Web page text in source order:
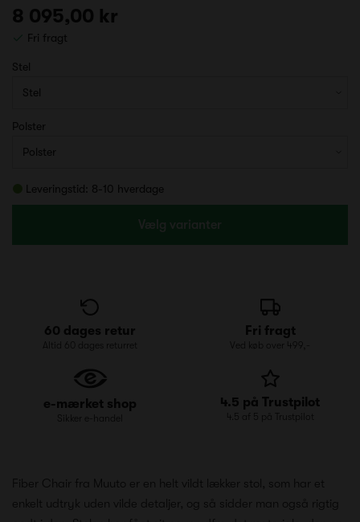
8 095,00 kr
Fri fragt
Stel
Polster
Leveringstid: 8-10 hverdage
Vælg varianter
60 dages retur
Altid 60 dages returret
Fri fragt
Ved køb over 499,-
e-mærket shop
Sikker e-handel
4.5 på Trustpilot
4.5 af 5 på Trustpilot
Fiber Chair fra Muuto er en helt vildt lækker stol, som har et
enkelt udtryk uden vilde detaljer, og så sidder man også rigtig